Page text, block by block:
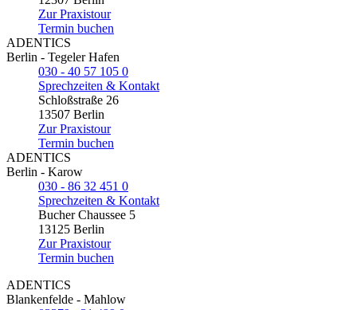
Zur Praxistour
Termin buchen
ADENTICS
Berlin - Tegeler Hafen
030 - 40 57 105 0
Sprechzeiten & Kontakt
Schloßstraße 26
13507 Berlin
Zur Praxistour
Termin buchen
ADENTICS
Berlin - Karow
030 - 86 32 451 0
Sprechzeiten & Kontakt
Bucher Chaussee 5
13125 Berlin
Zur Praxistour
Termin buchen
ADENTICS
Blankenfelde - Mahlow